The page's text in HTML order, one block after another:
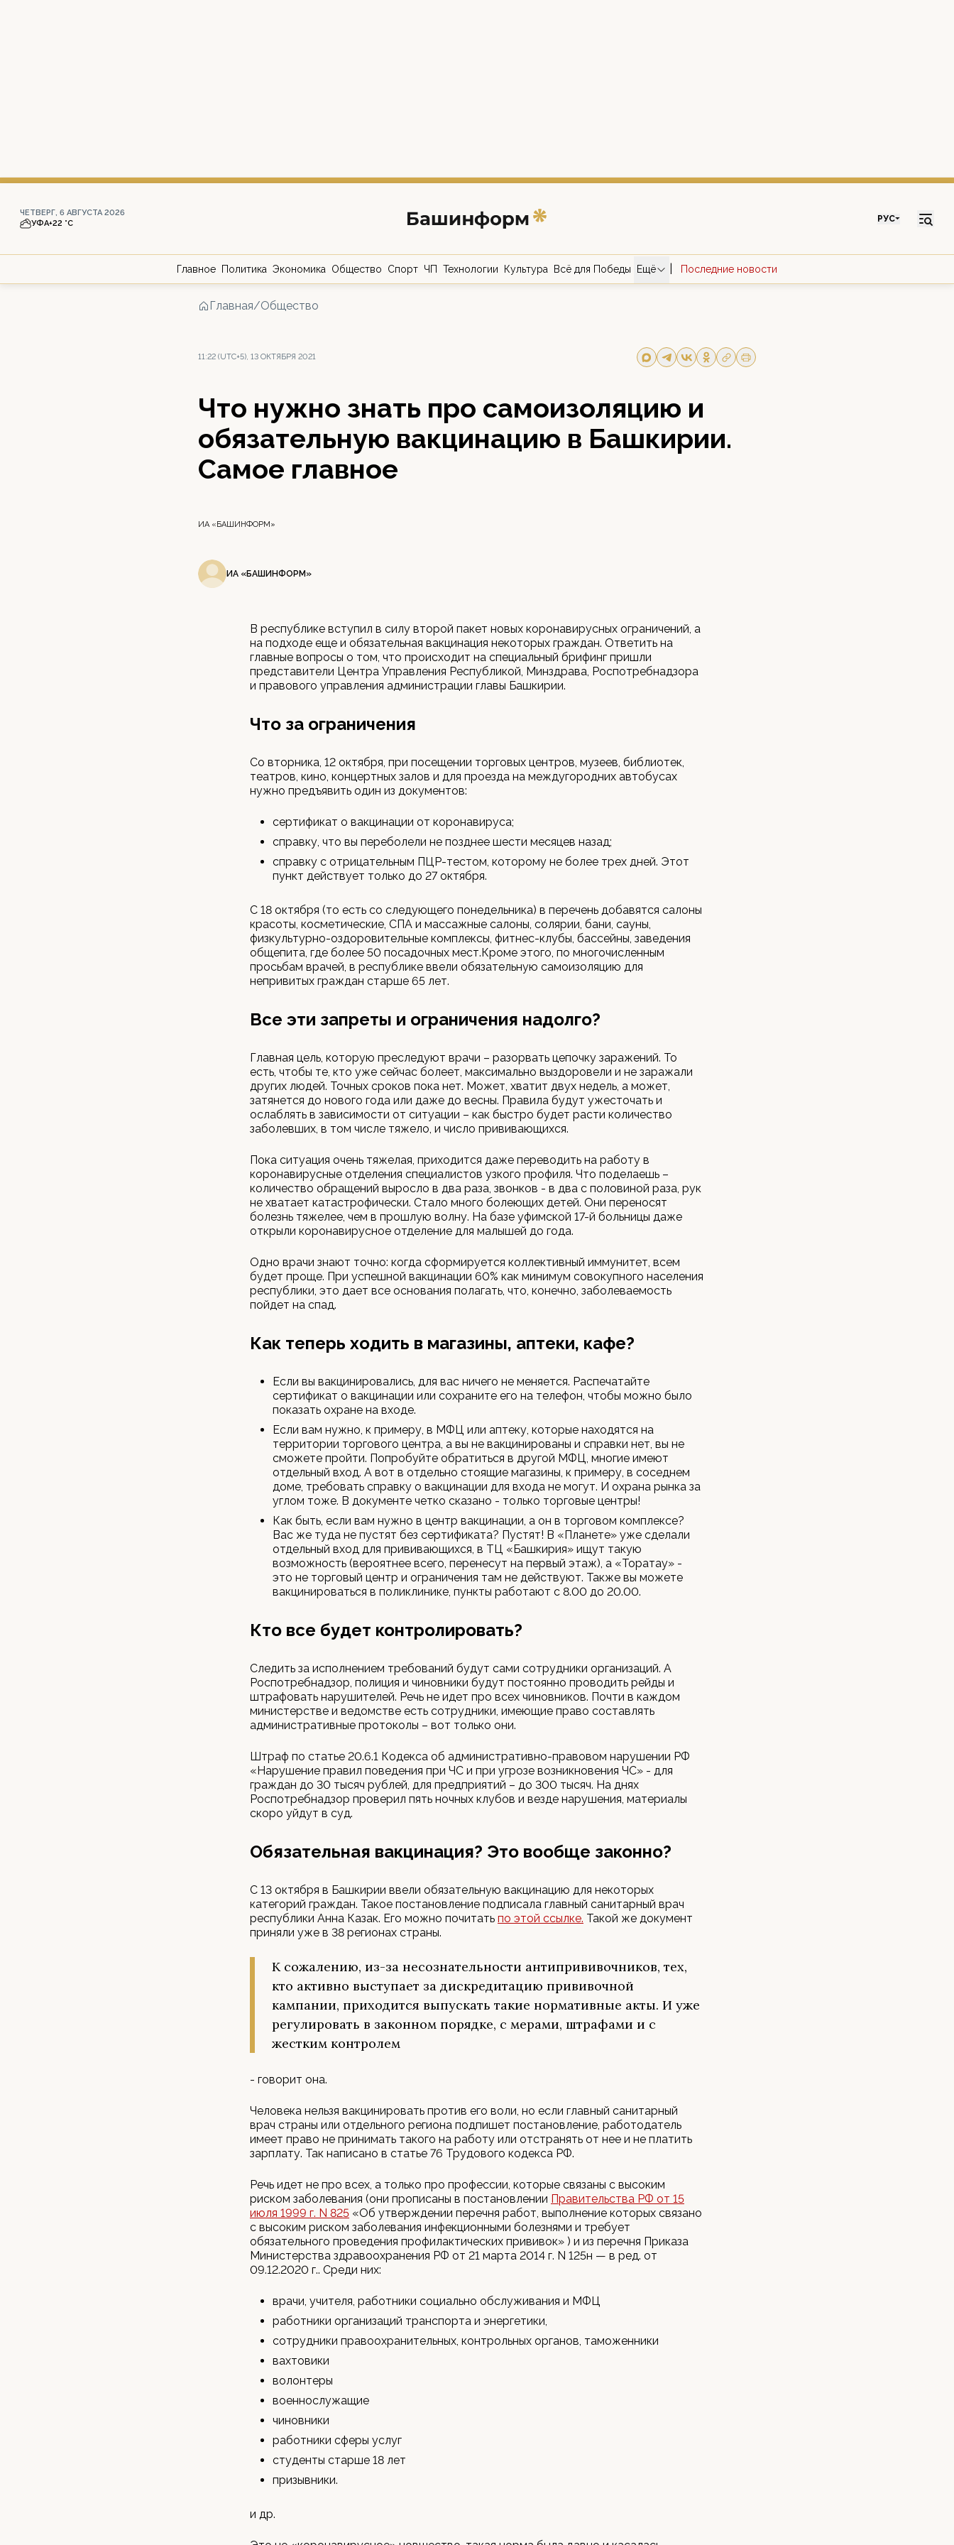
ЧЕТВЕРГ, 6 АВГУСТА 2026
УФА+22 °С РУС
Главное Политика Экономика Общество Спорт ЧП Технологии Культура Всё для Победы Ещё Последние новости
Главная/Общество
11:22 (UTC+5), 13 ОКТЯБРЯ 2021
Что нужно знать про самоизоляцию и
обязательную вакцинацию в Башкирии.
Самое главное
ИА «БАШИНФОРМ»
ИА «БАШИНФОРМ»
В республике вступил в силу второй пакет новых коронавирусных ограничений, а
на подходе еще и обязательная вакцинация некоторых граждан. Ответить на
главные вопросы о том, что происходит на специальный брифинг пришли
представители Центра Управления Республикой, Минздрава, Роспотребнадзора
и правового управления администрации главы Башкирии.
Что за ограничения
Со вторника, 12 октября, при посещении торговых центров, музеев, библиотек,
театров, кино, концертных залов и для проезда на междугородних автобусах
нужно предъявить один из документов:
сертификат о вакцинации от коронавируса;
справку, что вы переболели не позднее шести месяцев назад;
справку с отрицательным ПЦР-тестом, которому не более трех дней. Этот
пункт действует только до 27 октября.
С 18 октября (то есть со следующего понедельника) в перечень добавятся салоны
красоты, косметические, СПА и массажные салоны, солярии, бани, сауны,
физкультурно-оздоровительные комплексы, фитнес-клубы, бассейны, заведения
общепита, где более 50 посадочных мест.Кроме этого, по многочисленным
просьбам врачей, в республике ввели обязательную самоизоляцию для
непривитых граждан старше 65 лет.
Все эти запреты и ограничения надолго?
Главная цель, которую преследуют врачи – разорвать цепочку заражений. То
есть, чтобы те, кто уже сейчас болеет, максимально выздоровели и не заражали
других людей. Точных сроков пока нет. Может, хватит двух недель, а может,
затянется до нового года или даже до весны. Правила будут ужесточать и
ослаблять в зависимости от ситуации – как быстро будет расти количество
заболевших, в том числе тяжело, и число прививающихся.
Пока ситуация очень тяжелая, приходится даже переводить на работу в
коронавирусные отделения специалистов узкого профиля. Что поделаешь –
количество обращений выросло в два раза, звонков - в два с половиной раза, рук
не хватает катастрофически. Стало много болеющих детей. Они переносят
болезнь тяжелее, чем в прошлую волну. На базе уфимской 17-й больницы даже
открыли коронавирусное отделение для малышей до года.
Одно врачи знают точно: когда сформируется коллективный иммунитет, всем
будет проще. При успешной вакцинации 60% как минимум совокупного населения
республики, это дает все основания полагать, что, конечно, заболеваемость
пойдет на спад.
Как теперь ходить в магазины, аптеки, кафе?
Если вы вакцинировались, для вас ничего не меняется. Распечатайте
сертификат о вакцинации или сохраните его на телефон, чтобы можно было
показать охране на входе.
Если вам нужно, к примеру, в МФЦ или аптеку, которые находятся на
территории торгового центра, а вы не вакцинированы и справки нет, вы не
сможете пройти. Попробуйте обратиться в другой МФЦ, многие имеют
отдельный вход. А вот в отдельно стоящие магазины, к примеру, в соседнем
доме, требовать справку о вакцинации для входа не могут. И охрана рынка за
углом тоже. В документе четко сказано - только торговые центры!
Как быть, если вам нужно в центр вакцинации, а он в торговом комплексе?
Вас же туда не пустят без сертификата? Пустят! В «Планете» уже сделали
отдельный вход для прививающихся, в ТЦ «Башкирия» ищут такую
возможность (вероятнее всего, перенесут на первый этаж), а «Торатау» -
это не торговый центр и ограничения там не действуют. Также вы можете
вакцинироваться в поликлинике, пункты работают с 8.00 до 20.00.
Кто все будет контролировать?
Следить за исполнением требований будут сами сотрудники организаций. А
Роспотребнадзор, полиция и чиновники будут постоянно проводить рейды и
штрафовать нарушителей. Речь не идет про всех чиновников. Почти в каждом
министерстве и ведомстве есть сотрудники, имеющие право составлять
административные протоколы – вот только они.
Штраф по статье 20.6.1 Кодекса об административно-правовом нарушении РФ
«Нарушение правил поведения при ЧС и при угрозе возникновения ЧС» - для
граждан до 30 тысяч рублей, для предприятий – до 300 тысяч. На днях
Роспотребнадзор проверил пять ночных клубов и везде нарушения, материалы
скоро уйдут в суд.
Обязательная вакцинация? Это вообще законно?
С 13 октября в Башкирии ввели обязательную вакцинацию для некоторых
категорий граждан. Такое постановление подписала главный санитарный врач
республики Анна Казак. Его можно почитать по этой ссылке. Такой же документ
приняли уже в 38 регионах страны.
К сожалению, из-за несознательности антипрививочников, тех,
кто активно выступает за дискредитацию прививочной
кампании, приходится выпускать такие нормативные акты. И уже
регулировать в законном порядке, с мерами, штрафами и с
жестким контролем
- говорит она.
Человека нельзя вакцинировать против его воли, но если главный санитарный
врач страны или отдельного региона подпишет постановление, работодатель
имеет право не принимать такого на работу или отстранять от нее и не платить
зарплату. Так написано в статье 76 Трудового кодекса РФ.
Речь идет не про всех, а только про профессии, которые связаны с высоким
риском заболевания (они прописаны в постановлении Правительства РФ от 15
июля 1999 г. N 825 «Об утверждении перечня работ, выполнение которых связано
с высоким риском заболевания инфекционными болезнями и требует
обязательного проведения профилактических прививок» ) и из перечня Приказа
Министерства здравоохранения РФ от 21 марта 2014 г. N 125н — в ред. от
09.12.2020 г.. Среди них:
врачи, учителя, работники социально обслуживания и МФЦ
работники организаций транспорта и энергетики,
сотрудники правоохранительных, контрольных органов, таможенники
вахтовики
волонтеры
военнослужащие
чиновники
работники сферы услуг
студенты старше 18 лет
призывники.
и др.